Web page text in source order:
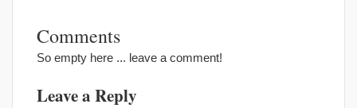
Comments
So empty here ... leave a comment!
Leave a Reply